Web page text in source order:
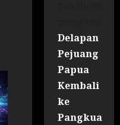
Delapan
Pejuang
Papua
Kembali
ke
Pangkuan